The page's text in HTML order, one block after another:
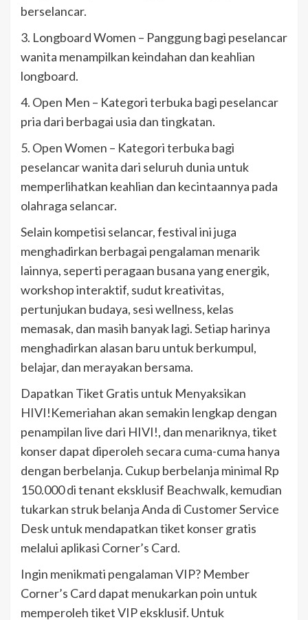
berselancar.
3. Longboard Women – Panggung bagi peselancar
wanita menampilkan keindahan dan keahlian
longboard.
4. Open Men – Kategori terbuka bagi peselancar
pria dari berbagai usia dan tingkatan.
5. Open Women – Kategori terbuka bagi
peselancar wanita dari seluruh dunia untuk
memperlihatkan keahlian dan kecintaannya pada
olahraga selancar.
Selain kompetisi selancar, festival ini juga
menghadirkan berbagai pengalaman menarik
lainnya, seperti peragaan busana yang energik,
workshop interaktif, sudut kreativitas,
pertunjukan budaya, sesi wellness, kelas
memasak, dan masih banyak lagi. Setiap harinya
menghadirkan alasan baru untuk berkumpul,
belajar, dan merayakan bersama.
Dapatkan Tiket Gratis untuk Menyaksikan
HIVI!Kemeriahan akan semakin lengkap dengan
penampilan live dari HIVI!, dan menariknya, tiket
konser dapat diperoleh secara cuma-cuma hanya
dengan berbelanja. Cukup berbelanja minimal Rp
150.000 di tenant eksklusif Beachwalk, kemudian
tukarkan struk belanja Anda di Customer Service
Desk untuk mendapatkan tiket konser gratis
melalui aplikasi Corner’s Card.
Ingin menikmati pengalaman VIP? Member
Corner’s Card dapat menukarkan poin untuk
memperoleh tiket VIP eksklusif. Untuk